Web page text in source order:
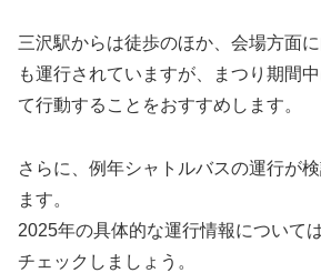
三沢駅からは徒歩のほか、会場方面
も運行されていますが、まつり期間
て行動することをおすすめします。
さらに、例年シャトルバスの運行が
ます。
2025年の具体的な運行情報について
チェックしましょう。